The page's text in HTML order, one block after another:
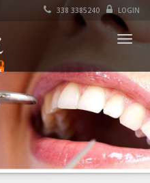
338 3385240 LOGIN